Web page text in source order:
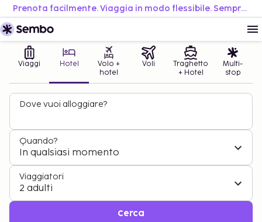
Prenota facilmente. Viaggia in modo flessibile. Sempre al miglior prezzo.
Viaggi Hotel
Volo +
hotel
Voli
Traghetto
+ Hotel
Multi-
stop
Dove vuoi alloggiare?
Quando?
In qualsiasi momento
Viaggiatori
2 adulti
Cerca